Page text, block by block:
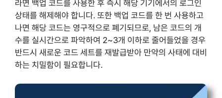
라면 백업 코드를 사용한 후 즉시 해당 기기에서의 로그인
상태를 해제해야 합니다. 또한 백업 코드를 한 번 사용하고
나면 해당 코드는 영구적으로 폐기되므로, 남은 코드의 개
수를 실시간으로 파악하여 2~3개 이하로 줄어들었을 경우
반드시 새로운 코드 세트를 재발급받아 만약의 사태에 대비
하는 치밀함이 필요합니다.